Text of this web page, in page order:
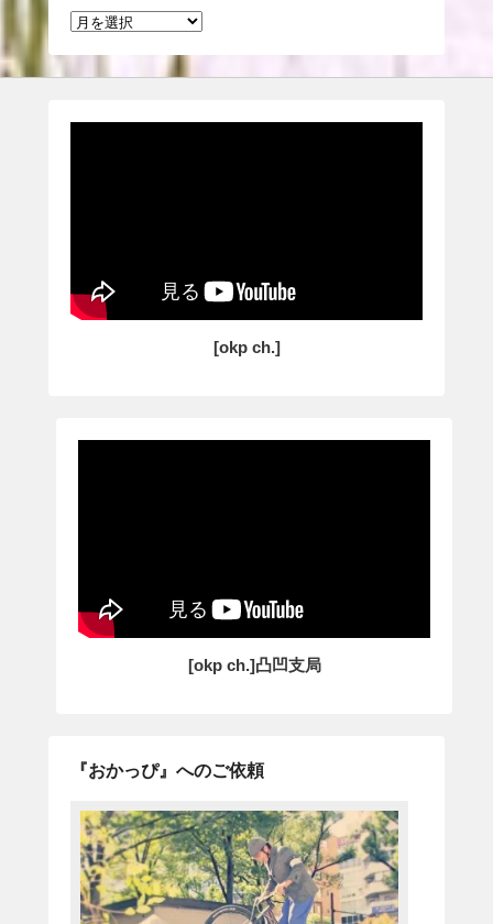
過
投
[okp ch.]
[okp ch.]凸凹支局
『おかっぴ』へのご依頼